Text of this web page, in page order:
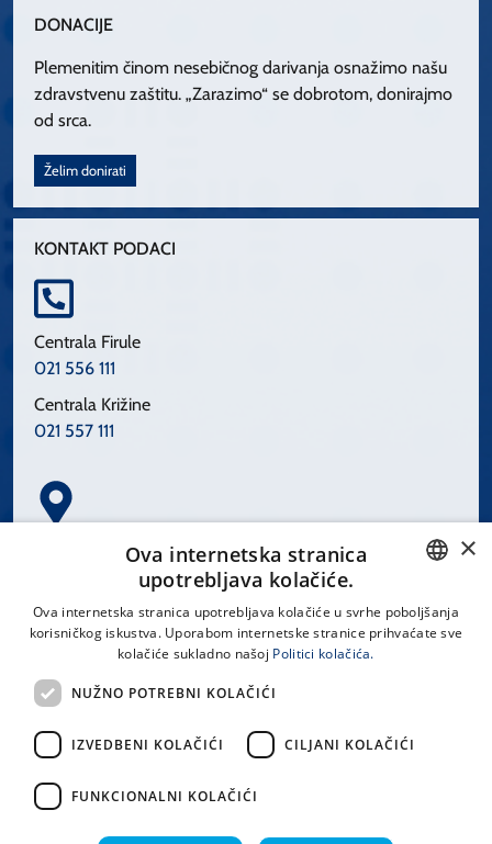
DONACIJE
Plemenitim činom nesebičnog darivanja osnažimo našu
zdravstvenu zaštitu. „Zarazimo“ se dobrotom, donirajmo
od srca.
Želim donirati
KONTAKT PODACI
Centrala Firule
021 556 111
Centrala Križine
021 557 111
Spinčićeva 1, 21000 Split
LINKOVI
Uvjeti korištenja
CROATIAN
×
Ova internetska stranica
upotrebljava kolačiće.
Ova internetska stranica upotrebljava kolačiće u svrhe poboljšanja
korisničkog iskustva. Uporabom internetske stranice prihvaćate sve
kolačiće sukladno našoj Politici kolačića.
NUŽNO POTREBNI KOLAČIĆI
IZVEDBENI KOLAČIĆI CILJANI KOLAČIĆI
FUNKCIONALNI KOLAČIĆI